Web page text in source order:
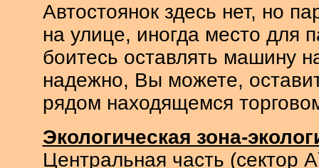
Автостоянок здесь нет, но
на улице, иногда место для
боитесь оставлять машину
надежно, Вы можете,
рядом находящемся
Экологическая зона-
Центральная часть (сектор